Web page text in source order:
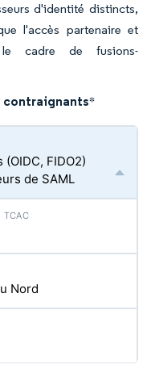
d'identité distincts,
l'accès partenaire et
le cadre de fusions-
contraignants*
FIDO2)
de SAML
Nord